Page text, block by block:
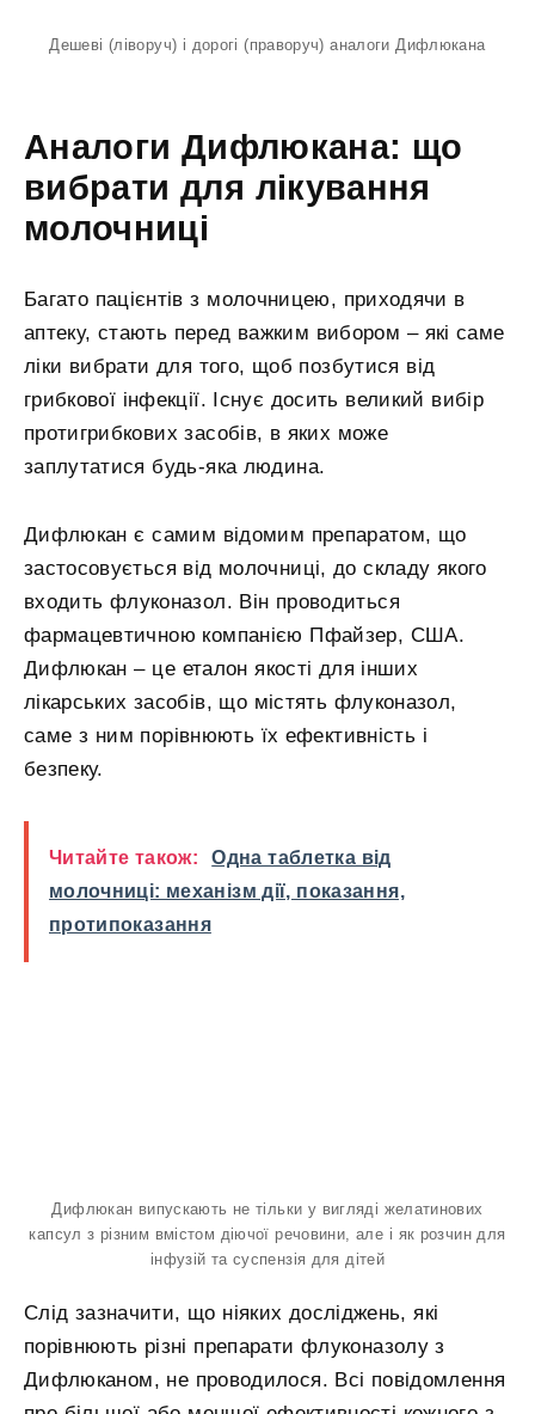
Дешеві (ліворуч) і дорогі (праворуч) аналоги Дифлюкана
Аналоги Дифлюкана: що
вибрати для лікування
молочниці
Багато пацієнтів з молочницею, приходячи в
аптеку, стають перед важким вибором – які саме
ліки вибрати для того, щоб позбутися від
грибкової інфекції. Існує досить великий вибір
протигрибкових засобів, в яких може
заплутатися будь-яка людина.
Дифлюкан є самим відомим препаратом, що
застосовується від молочниці, до складу якого
входить флуконазол. Він проводиться
фармацевтичною компанією Пфайзер, США.
Дифлюкан – це еталон якості для інших
лікарських засобів, що містять флуконазол,
саме з ним порівнюють їх ефективність і
безпеку.
Читайте також:
Одна таблетка від
молочниці: механізм дії, показання,
протипоказання
Дифлюкан випускають не тільки у вигляді желатинових
капсул з різним вмістом діючої речовини, але і як розчин для
інфузій та суспензія для дітей
Слід зазначити, що ніяких досліджень, які
порівнюють різні препарати флуконазолу з
Дифлюканом, не проводилося. Всі повідомлення